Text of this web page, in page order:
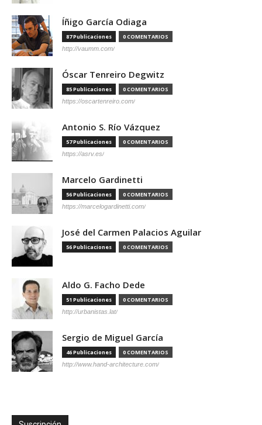
Íñigo García Odiaga
87 Publicaciones 0 COMENTARIOS
http://vaumm.com/
Óscar Tenreiro Degwitz
85 Publicaciones 0 COMENTARIOS
https://oscartenreiro.com/
Antonio S. Río Vázquez
57 Publicaciones 0 COMENTARIOS
https://asrv.es/
Marcelo Gardinetti
56 Publicaciones 0 COMENTARIOS
https://marcelogardinetti.com/
José del Carmen Palacios Aguilar
56 Publicaciones 0 COMENTARIOS
Aldo G. Facho Dede
51 Publicaciones 0 COMENTARIOS
http://urbanistas.lat/
Sergio de Miguel García
46 Publicaciones 0 COMENTARIOS
http://www.hand-architecture.com/